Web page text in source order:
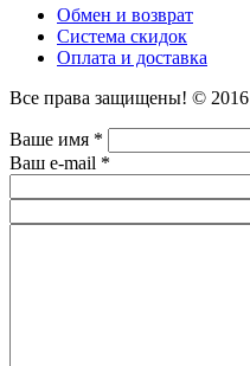
Обмен и возврат
Система скидок
Оплата и доставка
Все права защищены! © 2016
Ваше имя *
Ваш e-mail *